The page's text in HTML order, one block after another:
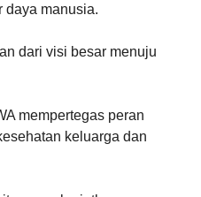
daya manusia.
dari visi besar menuju
mempertegas peran
keluarga dan